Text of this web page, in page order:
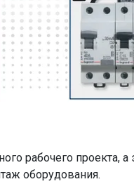
рабочего проекта,
оборудования.